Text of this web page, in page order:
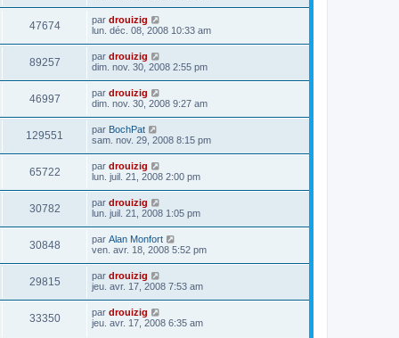
47674 par drouizig
lun. déc. 08, 2008 10:33 am
89257 par drouizig
dim. nov. 30, 2008 2:55 pm
46997 par drouizig
dim. nov. 30, 2008 9:27 am
129551 par BochPat
sam. nov. 29, 2008 8:15 pm
65722 par drouizig
lun. juil. 21, 2008 2:00 pm
30782 par drouizig
lun. juil. 21, 2008 1:05 pm
30848 par Alan Monfort
ven. avr. 18, 2008 5:52 pm
29815 par drouizig
jeu. avr. 17, 2008 7:53 am
33350 par drouizig
jeu. avr. 17, 2008 6:35 am